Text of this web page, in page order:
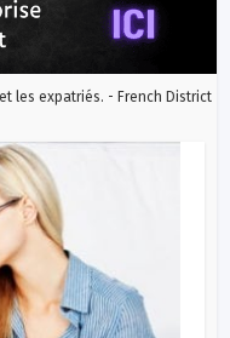
les expatriés. - French District